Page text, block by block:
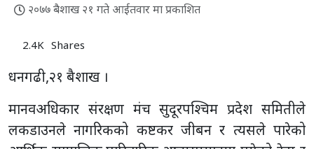
२०७७ बैशाख २१ गते आईतवार मा प्रकाशित
2.4K Shares
धनगढी,२१ बैशाख ।
मानवअधिकार संरक्षण मंच सुदूरपश्चिम प्रदेश समितीले
लकडाउनले नागरिकको कष्टकर जीबन र त्यसले पारेको